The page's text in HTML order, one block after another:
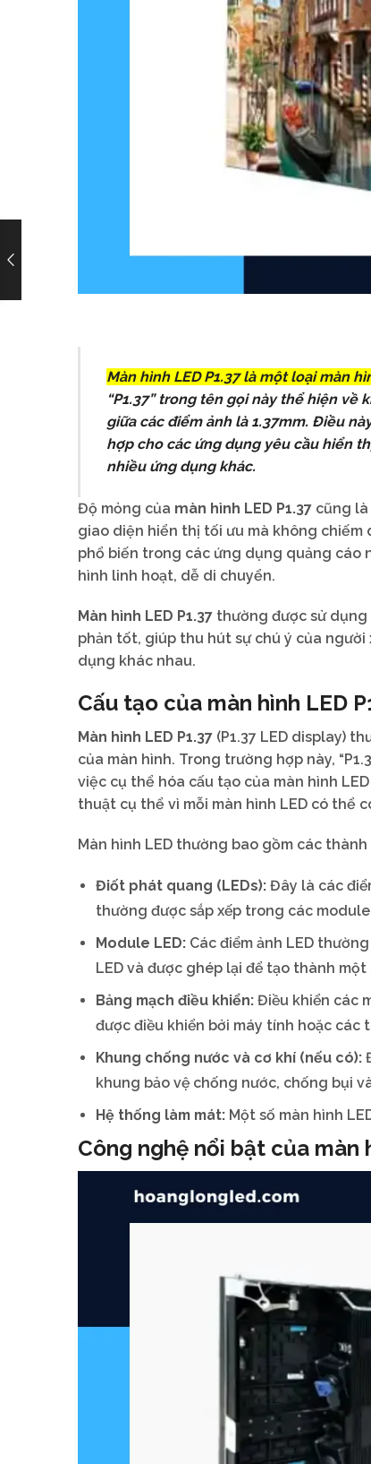
Màn hình LED P1.37là một loại màn
“P1.37” trong tên gọi này thể hiện
giữa các điểm ảnh là 1.37mm. Điều
hợp cho các ứng dụng yêu cầu hiển
nhiều ứng dụng khác.
Độ mỏng của màn hình LED P1.37 cũng là
giao diện hiển thị tối ưu mà không
phổ biến trong các ứng dụng quảng cáo
hình linh hoạt, dễ di chuyển.
Màn hình LED P1.37 thường được sử
phản tốt, giúp thu hút sự chú ý của
dụng khác nhau.
Cấu tạo của màn hình LED
Màn hình LED P1.37 (P1.37 LED display)
của màn hình. Trong trường hợp này,
việc cụ thể hóa cấu tạo của màn hình
thuật cụ thể vì mỗi màn hình LED có thể
Màn hình LED thường bao gồm các thành
Điốt phát quang (LEDs): Đây là các
thường được sắp xếp trong các
Module LED: Các điểm ảnh LED
LED và được ghép lại để tạo thành
Bảng mạch điều khiển: Điều khiển các
được điều khiển bởi máy tính hoặc các
Khung chống nước và cơ khí (nếu có):
khung bảo vệ chống nước, chống bụi
Hệ thống làm mát: Một số màn hình
Công nghệ nổi bật của màn